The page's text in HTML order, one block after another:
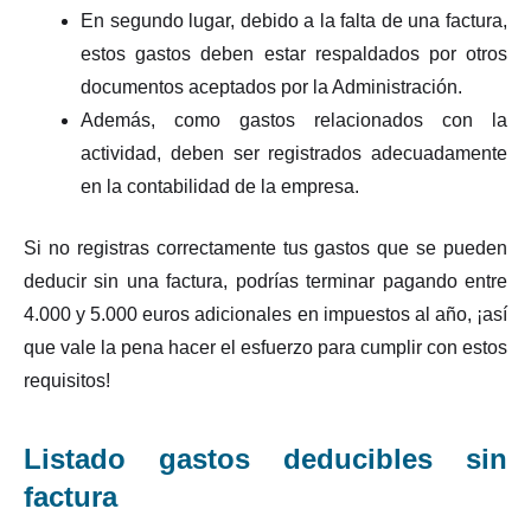
En segundo lugar, debido a la falta de una factura,
estos gastos deben estar respaldados por otros
documentos aceptados por la Administración.
Además, como gastos relacionados con la
actividad, deben ser registrados adecuadamente
en la contabilidad de la empresa.
Si no registras correctamente tus gastos que se pueden
deducir sin una factura, podrías terminar pagando entre
4.000 y 5.000 euros adicionales en impuestos al año, ¡así
que vale la pena hacer el esfuerzo para cumplir con estos
requisitos!
Listado gastos deducibles sin
factura